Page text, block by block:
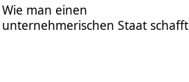
Wie man einen
unternehmerischen Staat schafft